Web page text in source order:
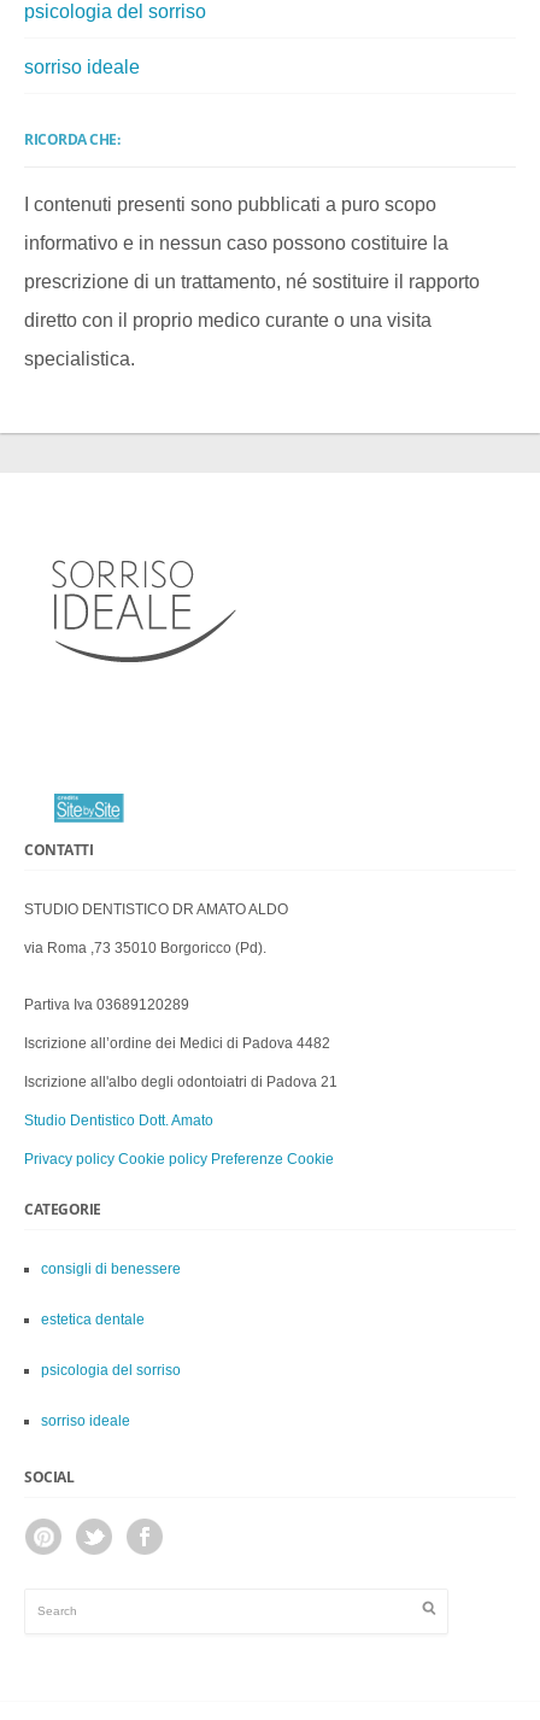
psicologia del sorriso
sorriso ideale
RICORDA CHE:
I contenuti presenti sono pubblicati a puro scopo
informativo e in nessun caso possono costituire la
prescrizione di un trattamento, né sostituire il rapporto
diretto con il proprio medico curante o una visita
specialistica.
CONTATTI
STUDIO DENTISTICO DR AMATO ALDO
via Roma ,73 35010 Borgoricco (Pd).
Partiva Iva 03689120289
Iscrizione all’ordine dei Medici di Padova 4482
Iscrizione all'albo degli odontoiatri di Padova 21
Studio Dentistico Dott. Amato
Privacy policy Cookie policy Preferenze Cookie
CATEGORIE
consigli di benessere
estetica dentale
psicologia del sorriso
sorriso ideale
SOCIAL